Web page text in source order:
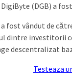
(DGB) a
fost vândut de
dintre investitorii
descentralizat
Testeaza